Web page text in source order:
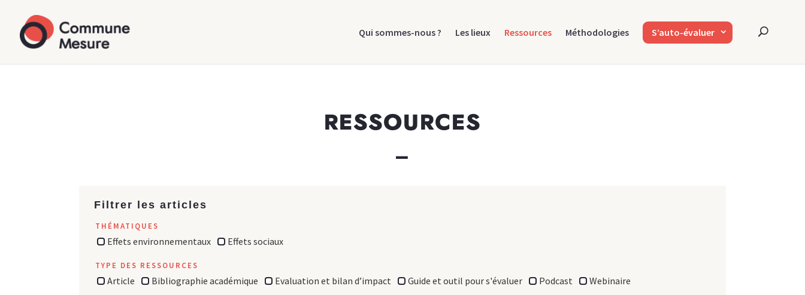
Qui sommes-nous ? Les lieux Ressources Méthodologies S’auto-évaluer
RESSOURCES
Filtrer les articles
THÉMATIQUES
Effets environnementaux Effets sociaux
TYPE DES RESSOURCES
Article Bibliographie académique Evaluation et bilan d’impact Guide et outil pour s'évaluer Podcast Webinaire